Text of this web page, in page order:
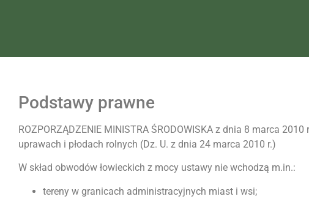
Podstawy prawne
ROZPORZĄDZENIE MINISTRA ŚRODOWISKA z dnia 8 marca
uprawach i płodach rolnych (Dz. U. z dnia 24 marca 2010 r.)
W skład obwodów łowieckich z mocy ustawy nie wchodzą m.in.:
tereny w granicach administracyjnych miast i wsi;